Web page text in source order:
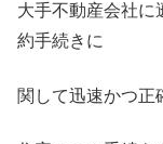
大手不動産会社に
約手続きに
関して迅速かつ正